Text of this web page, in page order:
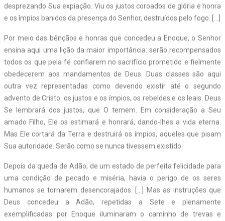
desprezando Sua expiação. Viu os justos coroados de glória e honra
e os ímpios banidos da presença do Senhor, destruídos pelo fogo. […]
Por meio das bênçãos e honras que concedeu a Enoque, o Senhor
ensina aqui uma lição da maior importância: serão recompensados
todos os que pela fé confiarem no sacrifício prometido e fielmente
obedecerem aos mandamentos de Deus. Duas classes são aqui
outra vez representadas como devendo existir até o segundo
advento de Cristo: os justos e os ímpios, os rebeldes e os leais. Deus
Se lembrará dos justos, que O temem. Em consideração a Seu
amado Filho, Ele os estimará e honrará, dando-lhes a vida eterna.
Mas Ele cortará da Terra e destruirá os ímpios, aqueles que pisam
Sua autoridade. Serão como se nunca tivessem existido.
Depois da queda de Adão, de um estado de perfeita felicidade para
uma condição de pecado e miséria, havia o perigo de os seres
humanos se tornarem desencorajados. […] Mas as instruções que
Deus concedeu a Adão, repetidas a Sete e plenamente
exemplificadas por Enoque iluminaram o caminho de trevas e